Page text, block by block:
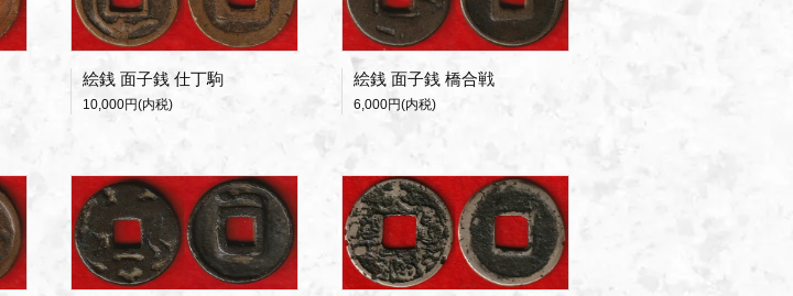
絵銭 面子銭 仕丁駒
10,000円(内税)
絵銭 面子銭 橋合戦
6,000円(内税)